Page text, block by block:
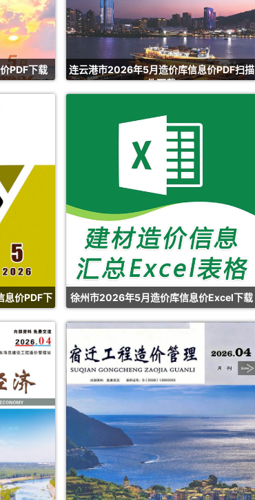
PDF下载
连云港市2026年5月造价库信息价PDF扫描
件下载
息价PDF下
徐州市2026年5月造价库信息价Excel下载